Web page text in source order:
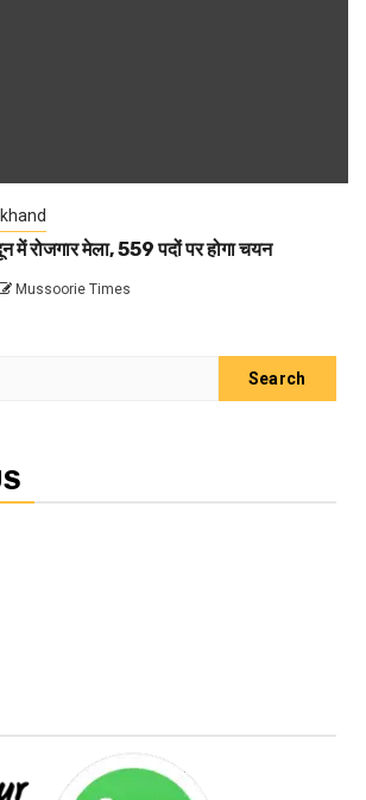
में रोजगार मेला, 559 पदों पर होगा चयन
Mussoorie Times